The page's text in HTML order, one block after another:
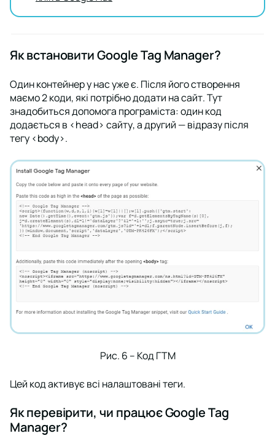
Як встановити Google Tag Manager?
Один контейнер у нас уже є. Після його створення
маємо 2 коди, які потрібно додати на сайт. Тут
знадобиться допомога програміста: один код
додається в <head> сайту, а другий — відразу після
тегу <body>.
Рис. 6 – Код ГТМ
Цей код активує всі налаштовані теги.
Як перевірити, чи працює Google Tag
Manager?